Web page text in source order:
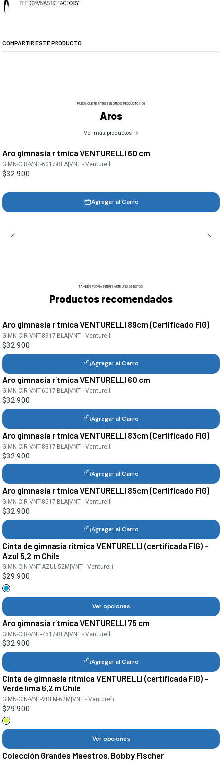
COMPARTIR ESTE PRODUCTO
PUEDE QUE TE INTERESEN OTROS PRODUCTOS DE
Aros
Ver más productos
Aro gimnasia rítmica VENTURELLI 60 cm
GIMN-CIR-VNT-6017-BLA |VNT - Venturelli
$32.900
Agregar al Carro
TAMBIÉN PODRÍA INTERESARTE UNO DE ESTOS
Productos recomendados
Aro gimnasia rítmica VENTURELLI 89cm (Certificado FIG)
GIMN-CIR-VNT-8917-BLA |VNT - Venturelli
$32.900
Agregar al Carro
Aro gimnasia rítmica VENTURELLI 60 cm
GIMN-CIR-VNT-6017-BLA |VNT - Venturelli
$32.900
Agregar al Carro
Aro gimnasia rítmica VENTURELLI 83cm (Certificado FIG)
GIMN-CIR-VNT-8317-BLA|VNT - Venturelli
$32.900
Agregar al Carro
Aro gimnasia rítmica VENTURELLI 85cm (Certificado FIG)
GIMN-CIR-VNT-8517-BLA |VNT - Venturelli
$32.900
Agregar al Carro
Cinta de gimnasia rítmica VENTURELLI (certificada FIG) -
Azul 5,2 m Chile
GIMN-CIN-VNT-AZUL-52M |VNT - Venturelli
$29.900
Ver opciones
Aro gimnasia rítmica VENTURELLI 75 cm
GIMN-CIR-VNT-7517-BLA|VNT - Venturelli
$32.900
Agregar al Carro
Cinta de gimnasia rítmica VENTURELLI (certificada FIG) -
Verde lima 6,2 m Chile
GIMN-CIN-VNT-VDLM-62M|VNT - Venturelli
$29.900
Ver opciones
Colección Grandes Maestros. Bobby Fischer